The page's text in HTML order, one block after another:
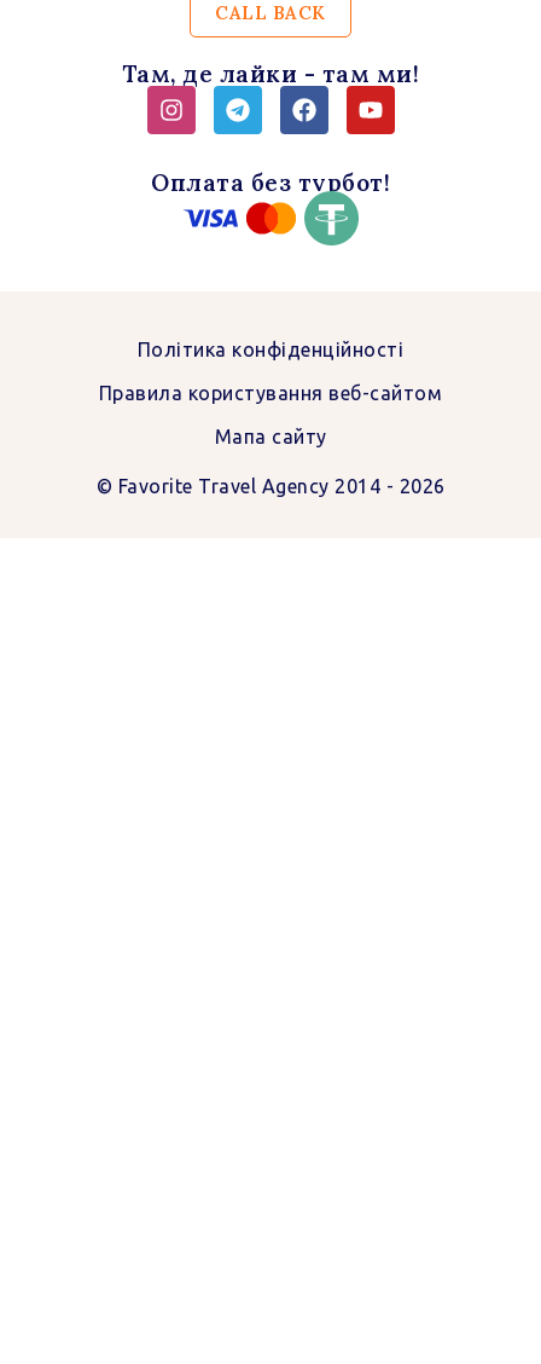
CALL BACK
Там, де лайки - там ми!
InstagramTelegramFacebookYoutube
Оплата без турбот!
VISA
Favorite
Travel
Agency
Favorite
Travel
Agency
Політика конфіденційності
Правила користування веб-сайтом
Мапа сайту
© Favorite Travel Agency 2014 - 2026